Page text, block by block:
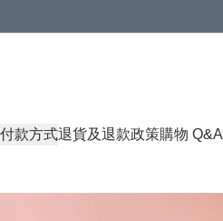
付款方式退貨及退款政策購物 Q&A